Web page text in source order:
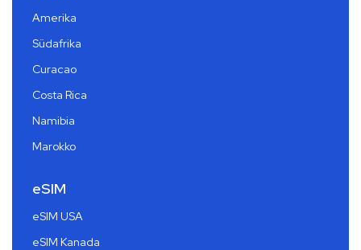
Amerika
Südafrika
Curacao
Costa Rica
Namibia
Marokko
eSIM
eSIM USA
eSIM Kanada